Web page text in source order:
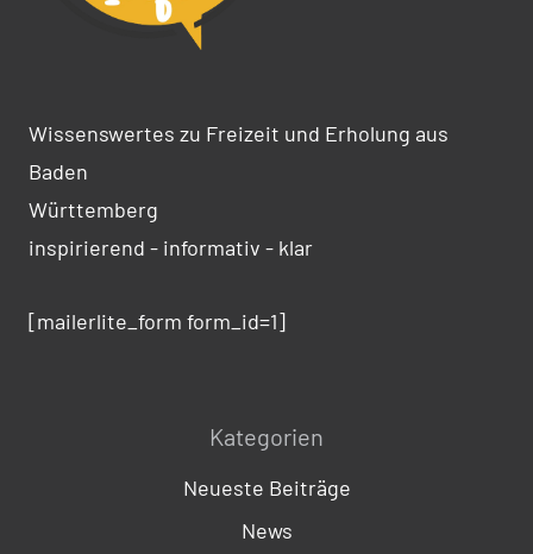
Wissenswertes zu Freizeit und Erholung aus
Baden
Württemberg
inspirierend - informativ - klar
[mailerlite_form form_id=1]
Kategorien
Neueste Beiträge
News